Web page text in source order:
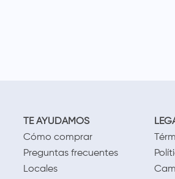
TE AYUDAMOS
Cómo comprar
Preguntas frecuentes
Locales